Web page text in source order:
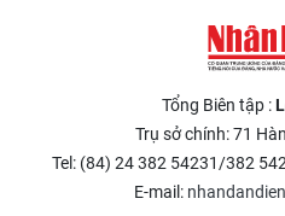
Tổng Biên tập :
Trụ sở chính: 71
Tel: (84) 24 382 54231/382
E-mail: